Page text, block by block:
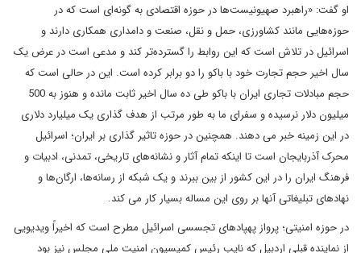
او گفت: «راهبرد صهیونیست‌ها در حوزه اقتصادی به گونه‌ای است که در
حوزه‌هایی مانند کشاورزی، حمل و نقل، صنعت و دامداری همکاری دارند و
اسرائیل در تلاش است که این روابط را گسترده‌تر کند و مدعی است در عرض یک
سال اخیر حجم تجارت خود با باکو را دو برابر کرده است. این در حالی است که
حجم مبادلات تجاری ایران با باکو طی ده سال اخیر ثابت مانده و هنوز به 500
میلیون دلار نرسیده و سفرای ما به طور مرتب از هدف گذاری یک میلیارد دلاری
در این زمینه خبر می دهند. همچنین در حوزه تاثیر گذاری بر ایران؛ اسرائیل
محرک آذربایجان است تا اینکه تمام آثار و نشانه‌های تاریخی، تمدنی، ادبیات و
فرهنگ ایران را در این کشور از بین ببرند و یک شبکه از رسانه‌ها، ارگان‌ها و
نهادهای تبلیغاتی آنها بر روی این مساله بسیار کار می کند.
در حوزه امنیتی؛ پرواز پهپاد‌های تجسسی اسرائیل مطرح است که اخیراً ویدیویی
از نماینده قبلی اردبیل که نایب رئیس کمیسیون امنیت ملی مجلس نیز بود